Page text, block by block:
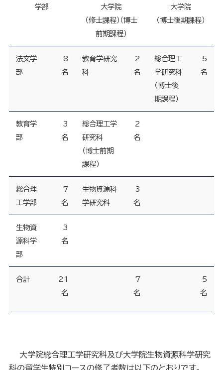
学部
大学院
（修士課程）（博士
前期課程）
大学院
（博士後期課程）
法文学
部
8
名
教育学研究
科
2
名
総合理工
学研究科
（博士後
期課程）
5
名
教育学
部
3
名
総合理工学
研究科
（博士前期
課程）
2
名
総合理
工学部
7
名
生物資源科
学研究科
3
名
生物資
源科学
部
3
名
合計
21
名
7
名
5
名
大学院総合理工学研究科及び大学院生物資源科学研究
科の留学生特別コースの修了者数は以下のとおりです。